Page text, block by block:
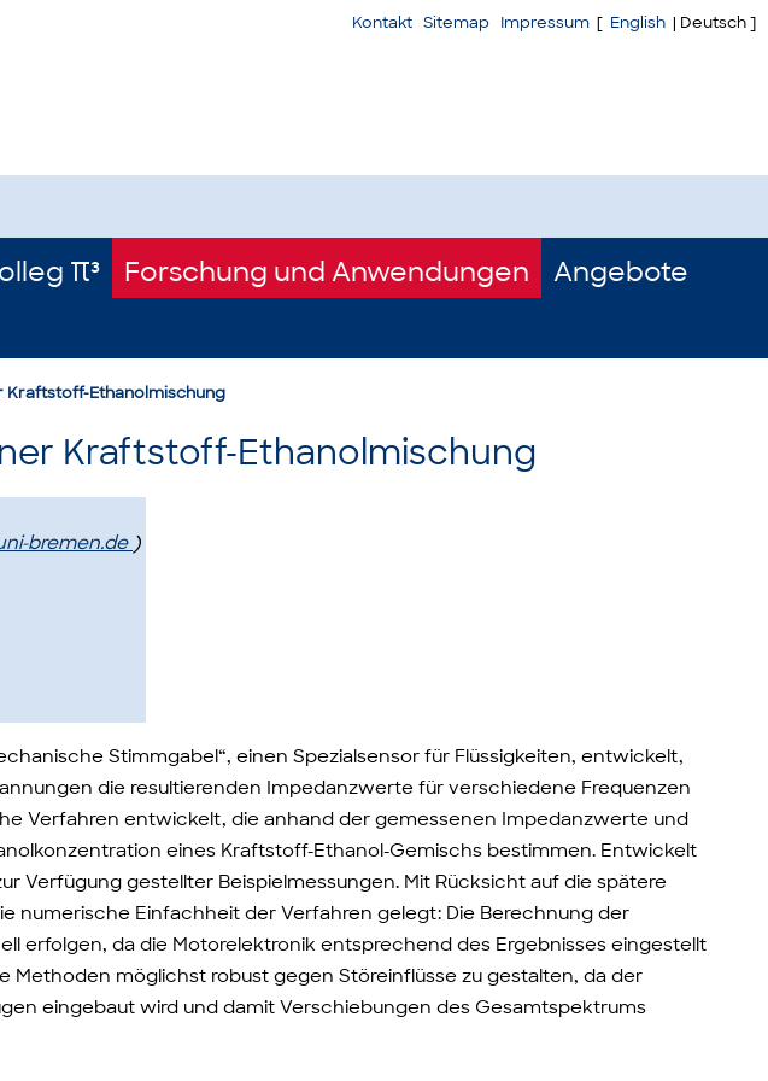
π³ Forschung und Anwendungen
Angebote
Kraftstoff-Ethanolmischung
Kontakt Sitemap Impressum [ English | Deutsch ]
Kraftstoff-Ethanolmischung
bremen.de )
Stimmgabel“, einen Spezialsensor für Flüssigkeiten, entwickelt,
die resultierenden Impedanzwerte für verschiedene Frequenzen
Verfahren entwickelt, die anhand der gemessenen Impedanzwerte und
eines Kraftstoff-Ethanol-Gemischs bestimmen. Entwickelt
Verfügung gestellter Beispielmessungen. Mit Rücksicht auf die spätere
numerische Einfachheit der Verfahren gelegt: Die Berechnung der
erfolgen, da die Motorelektronik entsprechend des Ergebnisses eingestellt
Methoden möglichst robust gegen Störeinflüsse zu gestalten, da der
eingebaut wird und damit Verschiebungen des Gesamtspektrums